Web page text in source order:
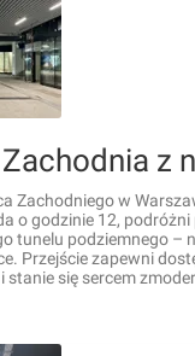
Zachodniego w
o godzinie 12,
tunelu podziemnego –
Przejście zapewni
stanie się sercem